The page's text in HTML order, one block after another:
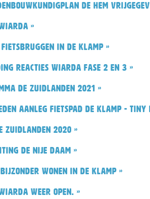
De Hem
»
in De Klamp »
reacties Wiarda fase 2 en 3 »
De Zuidlanden 2021 »
aanleg fietspad De Klamp - Tiny
Zuidlanden 2020 »
De Nije Daam »
Wonen in De Klamp »
weer open. »